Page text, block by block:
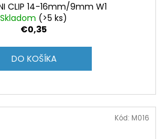
CLIP 14-16mm/9mm W1
Skladom (>5 ks)
€0,35
DO KOŠÍKA
Kód: M016